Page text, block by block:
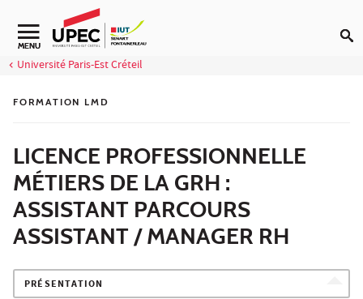
Aller au contenu
Navigation secondaire
MENU
Université Paris-Est Créteil
FORMATION LMD
LICENCE PROFESSIONNELLE
MÉTIERS DE LA GRH :
ASSISTANT PARCOURS
ASSISTANT / MANAGER RH
PRÉSENTATION